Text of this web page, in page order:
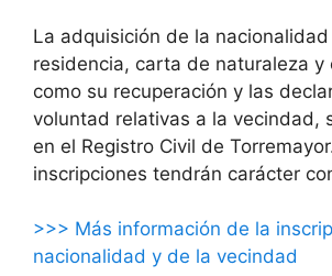
La adquisición de la
residencia, carta de naturaleza y
como su recuperación y las
voluntad relativas a la vecindad,
en el Registro Civil de
inscripciones tendrán carácter
>>> Más información de la
nacionalidad y de la vecindad